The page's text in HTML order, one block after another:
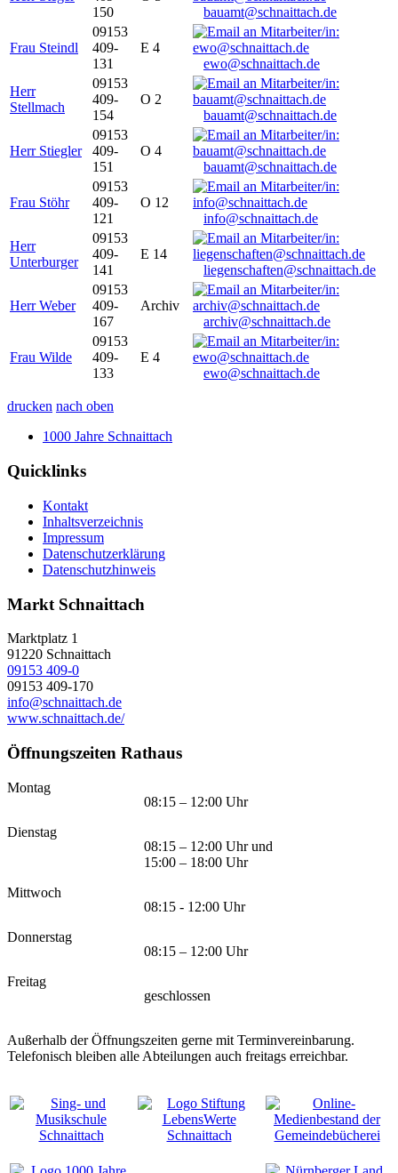
150
bauamt@schnaittach.de
Frau Steindl
09153
409-
131
E 4
ewo@schnaittach.de
Herr
Stellmach
09153
409-
154
O 2
bauamt@schnaittach.de
Herr Stiegler
09153
409-
151
O 4
bauamt@schnaittach.de
Frau Stöhr
09153
409-
121
O 12
info@schnaittach.de
Herr
Unterburger
09153
409-
141
E 14
liegenschaften@schnaittach.de
Herr Weber
09153
409-
167
Archiv
archiv@schnaittach.de
Frau Wilde
09153
409-
133
E 4
ewo@schnaittach.de
drucken nach oben
1000 Jahre Schnaittach
Quicklinks
Kontakt
Inhaltsverzeichnis
Impressum
Datenschutzerklärung
Datenschutzhinweis
Markt Schnaittach
Marktplatz 1
91220 Schnaittach
09153 409-0
09153 409-170
info@schnaittach.de
www.schnaittach.de/
Öffnungszeiten Rathaus
Montag
08:15 – 12:00 Uhr
Dienstag
08:15 – 12:00 Uhr und
15:00 – 18:00 Uhr
Mittwoch
08:15 - 12:00 Uhr
Donnerstag
08:15 – 12:00 Uhr
Freitag
geschlossen
Außerhalb der Öffnungszeiten gerne mit Terminvereinbarung.
Telefonisch bleiben alle Abteilungen auch freitags erreichbar.